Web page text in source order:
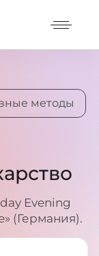
методы
Evening
(Германия).